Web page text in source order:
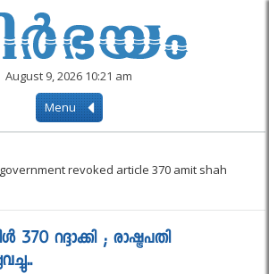
August 9, 2026 10:21 am
Menu
revoked article 370 amit shah
370 റദ്ദാക്കി ; രാഷ്ട്രപതി